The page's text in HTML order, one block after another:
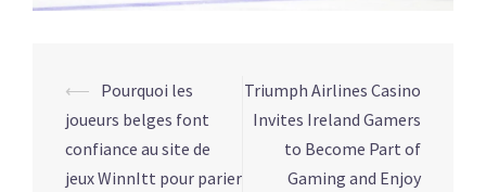
Navegação
de
posts
⟵ Pourquoi les
joueurs belges font
confiance au site de
jeux WinnItt pour parier
Triumph Airlines Casino
Invites Ireland Gamers
to Become Part of
Gaming and Enjoy